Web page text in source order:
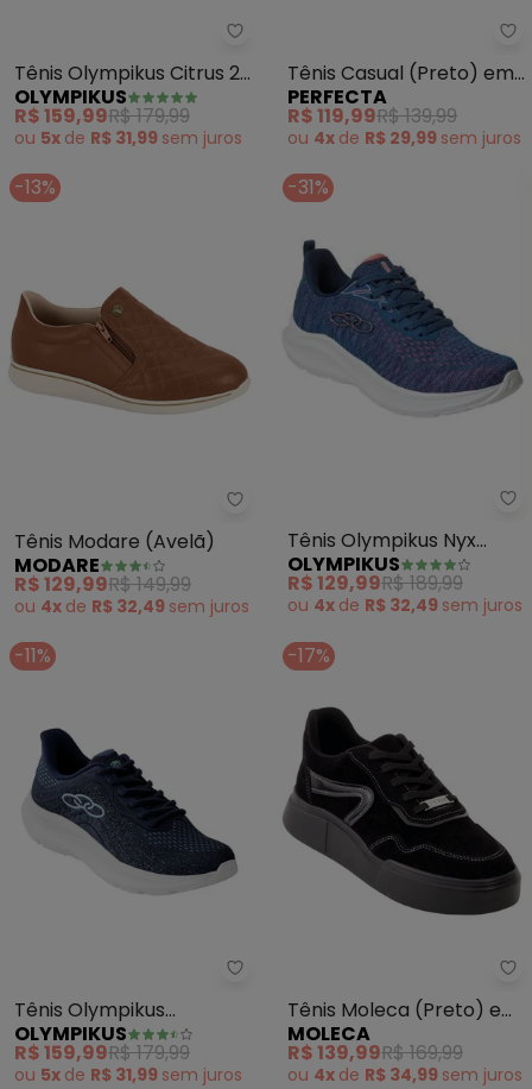
Olympikus - Tênis Olympikus
Tênis Olympikus Citrus 2
(Cinza)
OLYMPIKUS
R$ 159,99R$ 179,99
ou 5x de R$ 31,99 sem juros
Tênis Casual (Preto) em
Camurça Sintética
PERFECTA
R$ 119,99R$ 139,99
ou 4x de R$ 29,99 sem juros
-13%
Modare - Tênis Modare (Avelã)
Tênis Modare (Avelã)
MODARE
R$ 129,99R$ 149,99
ou 4x de R$ 32,49 sem juros
-31%
Tênis Olympikus Nyx
(Stone/Coral)
OLYMPIKUS
R$ 129,99R$ 189,99
ou 4x de R$ 32,49 sem juros
-11%
Olympikus - Tênis Olympikus
Tênis Olympikus
(Marinho)
OLYMPIKUS
R$ 159,99R$ 179,99
ou 5x de R$ 31,99 sem juros
-17%
Tênis Moleca (Preto) em
Camurça
MOLECA
R$ 139,99R$ 169,99
ou 4x de R$ 34,99 sem juros